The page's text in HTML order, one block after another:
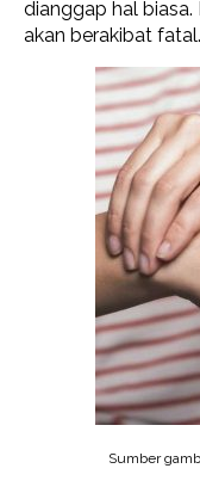
dianggap hal biasa.
akan berakibat fatal.
Sumber